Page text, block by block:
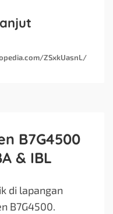
ZSxkUasnL/
B7G4500
& IBL
di lapangan
B7G4500.